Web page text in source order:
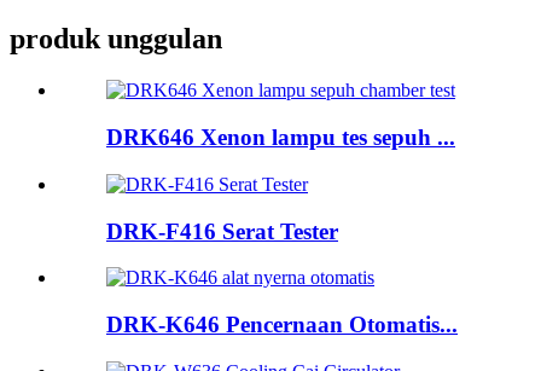
produk unggulan
DRK646 Xenon lampu tes sepuh ...
DRK-F416 Serat Tester
DRK-K646 Pencernaan Otomatis...